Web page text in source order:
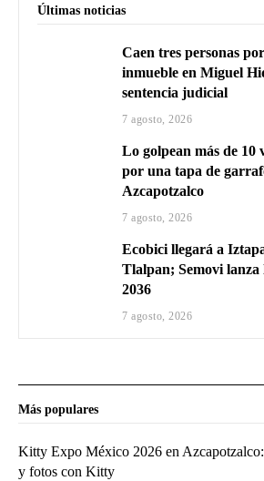
Últimas noticias
Caen tres personas
inmueble en Miguel
sentencia judicial
7 agosto, 2026
Lo golpean más de 10
por una tapa de
Azcapotzalco
7 agosto, 2026
Ecobici llegará a
Tlalpan; Semovi lanza
2036
7 agosto, 2026
Más populares
Kitty Expo México 2026 en Azcapotzalco:
y fotos con Kitty